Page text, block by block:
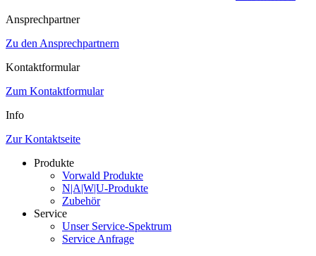
Ansprechpartner
Zu den Ansprechpartnern
Kontaktformular
Zum Kontaktformular
Info
Zur Kontaktseite
Produkte
Vorwald Produkte
N|A|W|U-Produkte
Zubehör
Service
Unser Service-Spektrum
Service Anfrage